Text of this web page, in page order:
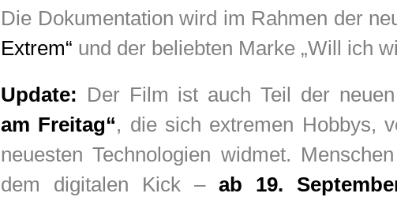
Die Dokumentation wird im Rahmen der
Extrem“ und der beliebten Marke „Will ich
Update: Der Film ist auch Teil der
am Freitag“, die sich extremen Hobbys,
neuesten Technologien widmet.
dem digitalen Kick –ab 19.